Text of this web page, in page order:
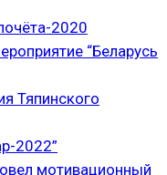
2020
“Беларусь
Тяпинского
2022”
мотивационный